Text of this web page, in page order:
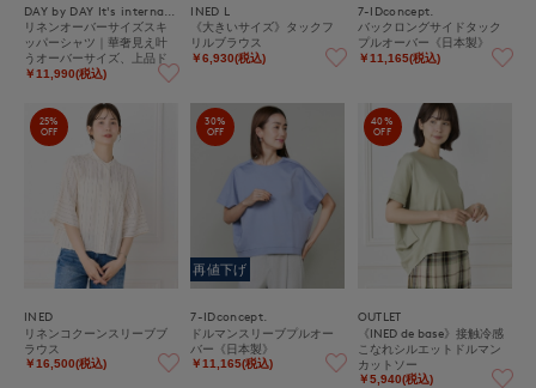
リネンオーバーサイズスキ
ッパーシャツ｜華奢見え叶
うオーバーサイズ、上品ド
レープの綿麻シャツ
￥11,990(税込)
INED L
《大きいサイズ》タックフ
リルブラウス
￥6,930(税込)
7-IDconcept.
バックロングサイドタック
プルオーバー《日本製》
￥11,165(税込)
25%
OFF
INED
リネンコクーンスリーブブ
ラウス
￥16,500(税込)
30%
OFF
再値下げ
7-IDconcept.
ドルマンスリーブプルオー
バー《日本製》
￥11,165(税込)
40%
OFF
OUTLET
《INED de base》接触冷感
こなれシルエットドルマン
カットソー
￥5,940(税込)